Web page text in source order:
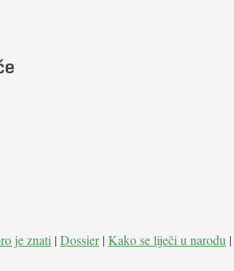
je znati | Dossier| Kako se liječi u narodu |